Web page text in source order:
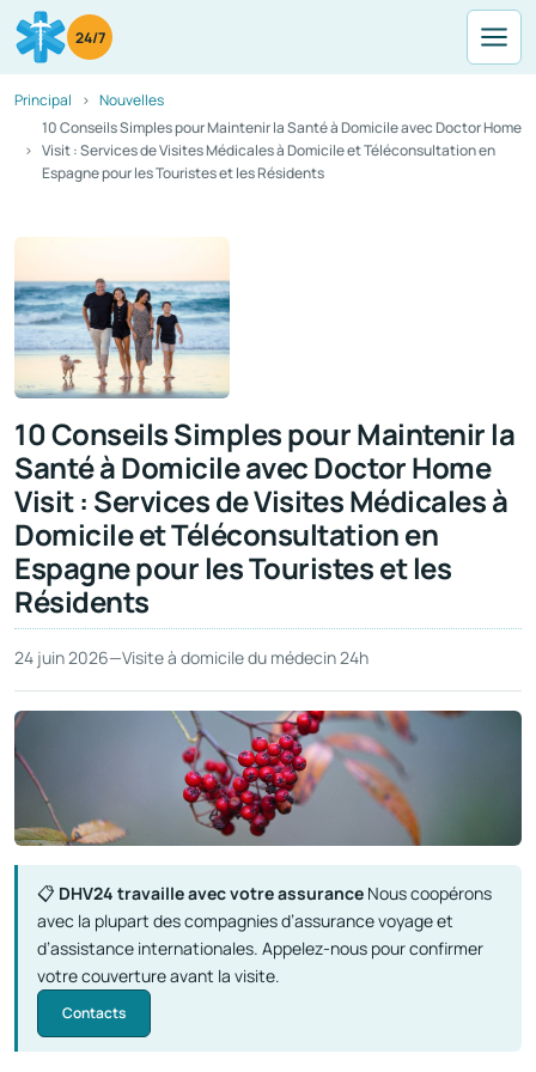
24/7
Principal
Nouvelles
10 Conseils Simples pour Maintenir la Santé à Domicile avec Doctor Home
Visit : Services de Visites Médicales à Domicile et Téléconsultation en
Espagne pour les Touristes et les Résidents
10 Conseils Simples pour Maintenir la
Santé à Domicile avec Doctor Home
Visit : Services de Visites Médicales à
Domicile et Téléconsultation en
Espagne pour les Touristes et les
Résidents
24 juin 2026—Visite à domicile du médecin 24h
📋 DHV24 travaille avec votre assurance Nous coopérons
avec la plupart des compagnies d’assurance voyage et
d’assistance internationales. Appelez-nous pour confirmer
votre couverture avant la visite.
Contacts